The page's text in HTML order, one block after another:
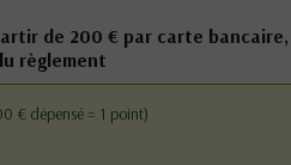
de 200 € par carte
règlement
€ dépensé = 1 point)